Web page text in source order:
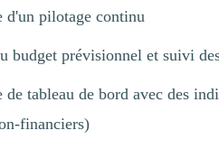
d'un pilotage continu
budget prévisionnel et suivi
de tableau de bord avec des
financiers)